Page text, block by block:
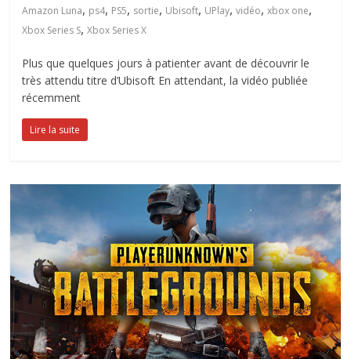
Amazon Luna, ps4, PS5, sortie, Ubisoft, UPlay,vidéo,xbox one,
Xbox Series S,Xbox Series X
Plus que quelques jours à patienter avant de découvrir le
très attendu titre d’Ubisoft En attendant, la vidéo publiée
récemment
Lire la suite